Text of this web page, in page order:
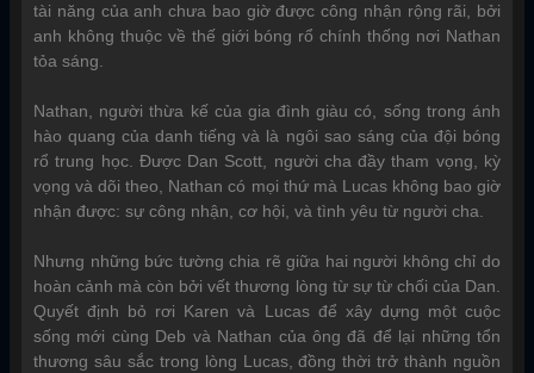
tài năng của anh chưa bao giờ được công nhận rộng rãi, bởi
anh không thuộc về thế giới bóng rổ chính thống nơi Nathan
tỏa sáng.
Nathan, người thừa kế của gia đình giàu có, sống trong ánh
hào quang của danh tiếng và là ngôi sao sáng của đội bóng
rổ trung học. Được Dan Scott, người cha đầy tham vọng, kỳ
vọng và dõi theo, Nathan có mọi thứ mà Lucas không bao giờ
nhận được: sự công nhận, cơ hội, và tình yêu từ người cha.
Nhưng những bức tường chia rẽ giữa hai người không chỉ do
hoàn cảnh mà còn bởi vết thương lòng từ sự từ chối của Dan.
Quyết định bỏ rơi Karen và Lucas để xây dựng một cuộc
sống mới cùng Deb và Nathan của ông đã để lại những tổn
thương sâu sắc trong lòng Lucas, đồng thời trở thành nguồn